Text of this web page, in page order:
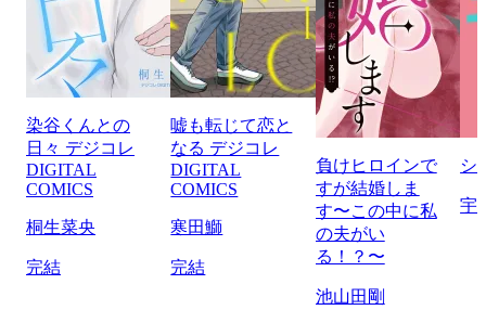
染谷くんとの
日々 デジコレ
DIGITAL
COMICS
桐生菜央
完結
嘘も転じて恋と
なる デジコレ
DIGITAL
COMICS
寒田鰤
完結
負けヒロインで
すが結婚しま
す〜この中に私
の夫がい
る！？〜
池山田剛
シ
宇